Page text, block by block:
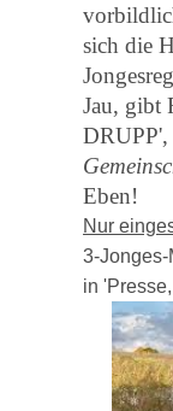
sich die
Jau, gibt
Eben!
Nur
3-Jonges-
in